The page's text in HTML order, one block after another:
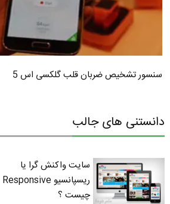
سنسور تشخیص ضربان قلب گلکسی اس 5
دانستنی های جالب
سایت واکنش گرا یا
ریسپانسیو Responsive
چیست ؟